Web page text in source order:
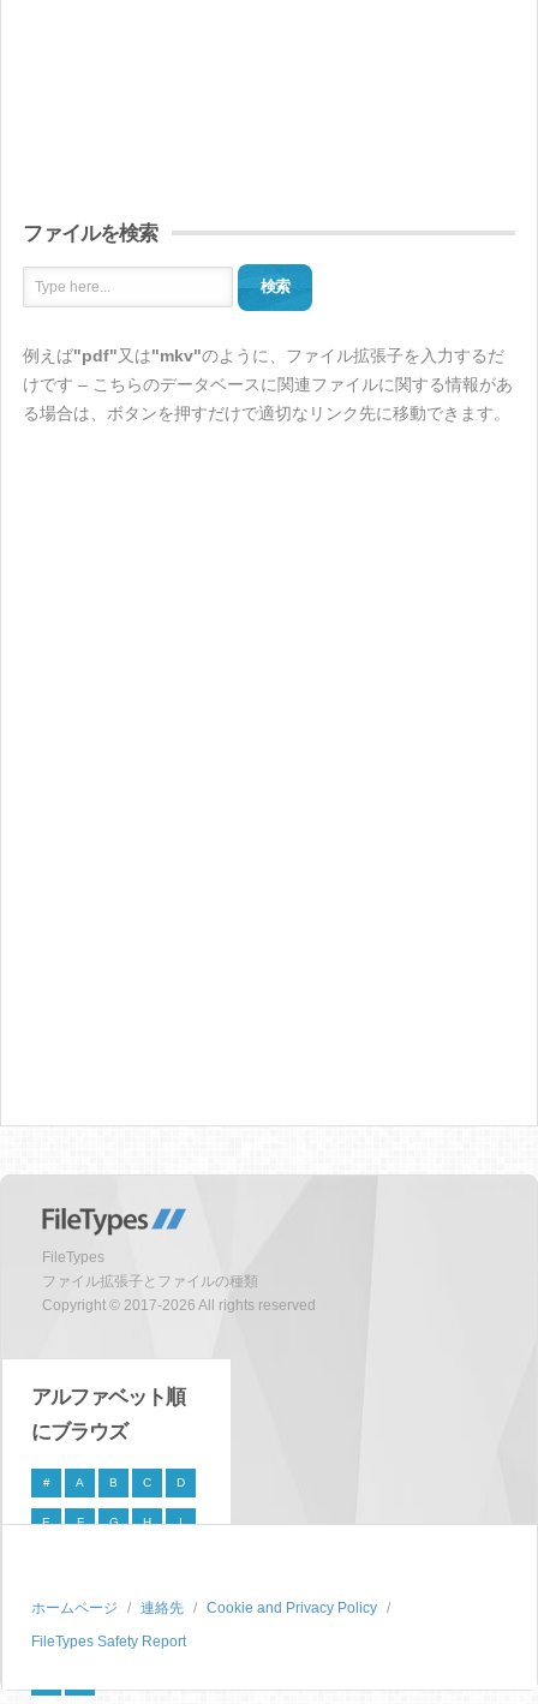
ファイルを検索
検索
例えば"pdf"又は"mkv"のように、ファイル拡張子を入力するだ
けです – こちらのデータベースに関連ファイルに関する情報があ
る場合は、ボタンを押すだけで適切なリンク先に移動できます。
FileTypes
ファイル拡張子とファイルの種類
Copyright © 2017-2026 All rights reserved
アルファベット順
にブラウズ
# A B C D
E F G H I
P Q R S
T U V W X
ホームページ 連絡先
Cookie and Privacy Policy
FileTypes Safety Report